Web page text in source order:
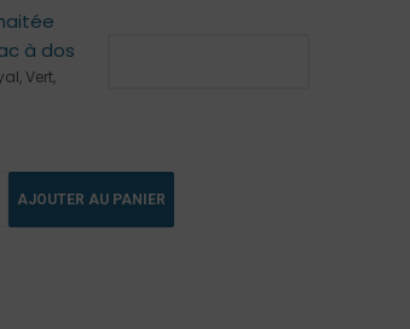
à dos
Vert,
AJOUTER AU PANIER